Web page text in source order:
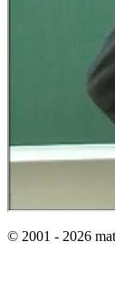
© 2001 - 2026